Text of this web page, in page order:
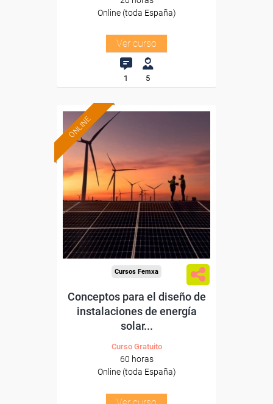
Online (toda España)
Ver curso
1 5
ONLINE
Formación 100%
subvencionada.
Para desempleados,
trabajadores y autónomos.
Sector
-Energía y Agua.
Cursos Femxa
Conceptos para el diseño de
instalaciones de energía
solar...
Curso Gratuito
60 horas
Online (toda España)